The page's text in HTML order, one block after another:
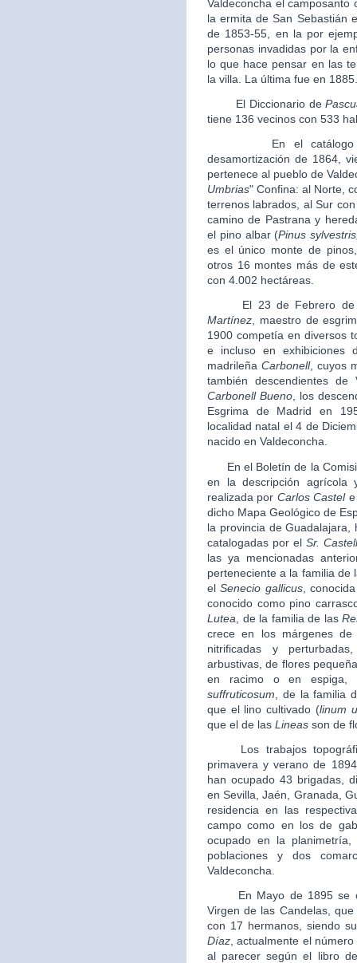
Valdeconcha el
la ermita de San Sebastián
de 1853-55, en la por
personas invadidas por la
lo que hace pensar en las
la villa. La última fue en 1885.
El Diccionario de
tiene 136 vecinos con 533
En el catálogo de
desamortización de 1864,
pertenece al pueblo de
Umbrias" Confina: al Norte,
terrenos labrados, al Sur
camino de Pastrana y
el pino albar (Pinus
es el único monte de
otros 16 montes más de
con 4.002 hectáreas.
El 23 de Febrero de
Martínez, maestro de
1900 competía en diversos
e incluso en exhibiciones
madrileña Carbonell, cuyos
también descendientes
Carbonell Bueno, los
Esgrima de Madrid en
localidad natal el 4 de
nacido en Valdeconcha.
En el Boletín de la
en la descripción agrícola
realizada por Carlos Castele
dicho Mapa Geológico de
la provincia de
catalogadas por elSr.
las ya mencionadas
perteneciente a la familia de
elSenecio gallicus,
conocido como pino
Lutea , de la familia de las
crece en los márgenes
nitrificadas y
arbustivas, de flores
en racimo o en
suffruticosum , de la familia
que el lino cultivado (linum
que el de las Lineas son de
Los trabajos
primavera y verano de
han ocupado 43 brigadas,
en Sevilla, Jaén, Granada,
residencia en las
campo como en los de
ocupado en la
poblaciones y dos
Valdeconcha.
En Mayo de 1895 se
Virgen de las Candelas,
con 17 hermanos, siendo
Díaz , actualmente el
al parecer según el libro